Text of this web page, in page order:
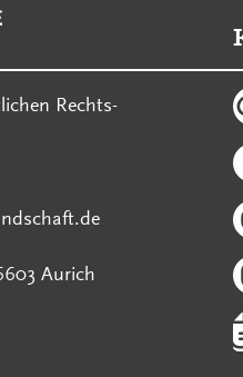
Rechts-
Aurich